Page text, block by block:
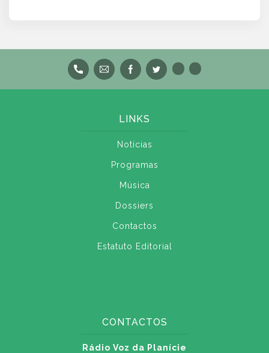
LINKS
Notícias
Programas
Música
Dossiers
Contactos
Estatuto Editorial
CONTACTOS
Rádio Voz da Planície